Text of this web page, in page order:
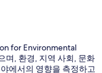
for Environmental
며, 환경, 지역 사회, 문화
에서의 영향을 측정하고